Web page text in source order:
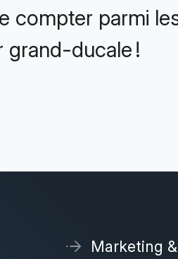
compter parmi
grand-ducale !
Marketing